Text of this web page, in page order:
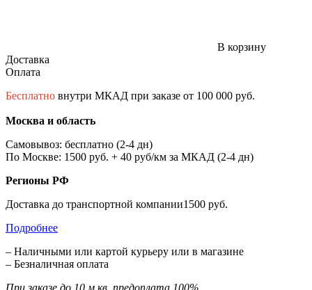
В корзину
Доставка
Оплата
Бесплатно внутри МКАД при заказе от 100 000 руб.
Москва и область
Самовывоз: бесплатно (2-4 дн)
По Москве: 1500 руб. + 40 руб/км за МКАД (2-4 дн)
Регионы РФ
Доставка до транспортной компании1500 руб.
Подробнее
– Наличными или картой курьеру или в магазине
– Безналичная оплата